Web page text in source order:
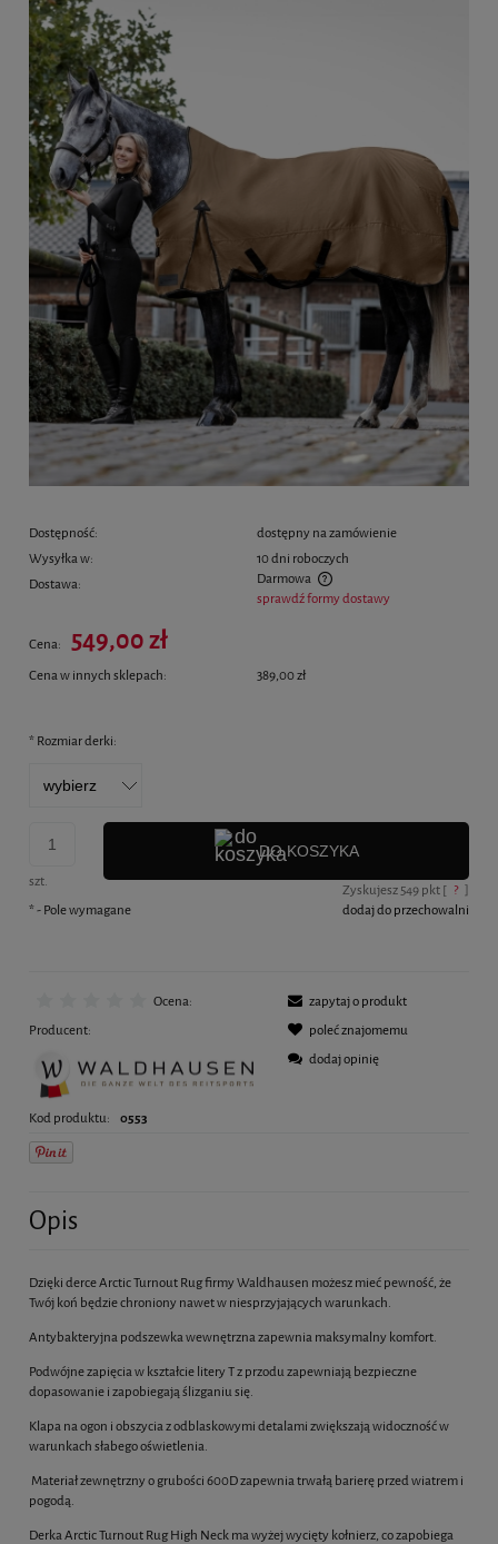
Dostępność:
dostępny na zamówienie
Wysyłka w:
10 dni roboczych
Dostawa:
Darmowa
Cena nie zawiera ewentualnych kosztów płatności
sprawdź formy dostawy
Cena: 549,00 zł
Cena w innych sklepach: 389,00 zł
*Rozmiar derki:
szt.
DO KOSZYKA
Zyskujesz549pkt [ ? ]
dodaj do przechowalni
*- Pole wymagane
Ocena:
Producent:
Kod produktu: 0553
zapytaj o produkt
poleć znajomemu
dodaj opinię
Opis
Dzięki derce Arctic Turnout Rug firmy Waldhausen możesz mieć pewność, że
Twój koń będzie chroniony nawet w niesprzyjających warunkach.
Antybakteryjna podszewka wewnętrzna zapewnia maksymalny komfort.
Podwójne zapięcia w kształcie litery T z przodu zapewniają bezpieczne
dopasowanie i zapobiegają ślizganiu się.
Klapa na ogon i obszycia z odblaskowymi detalami zwiększają widoczność w
warunkach słabego oświetlenia.
Materiał zewnętrzny o grubości 600D zapewnia trwałą barierę przed wiatrem i
pogodą.
Derka Arctic Turnout Rug High Neck ma wyżej wycięty kołnierz, co zapobiega